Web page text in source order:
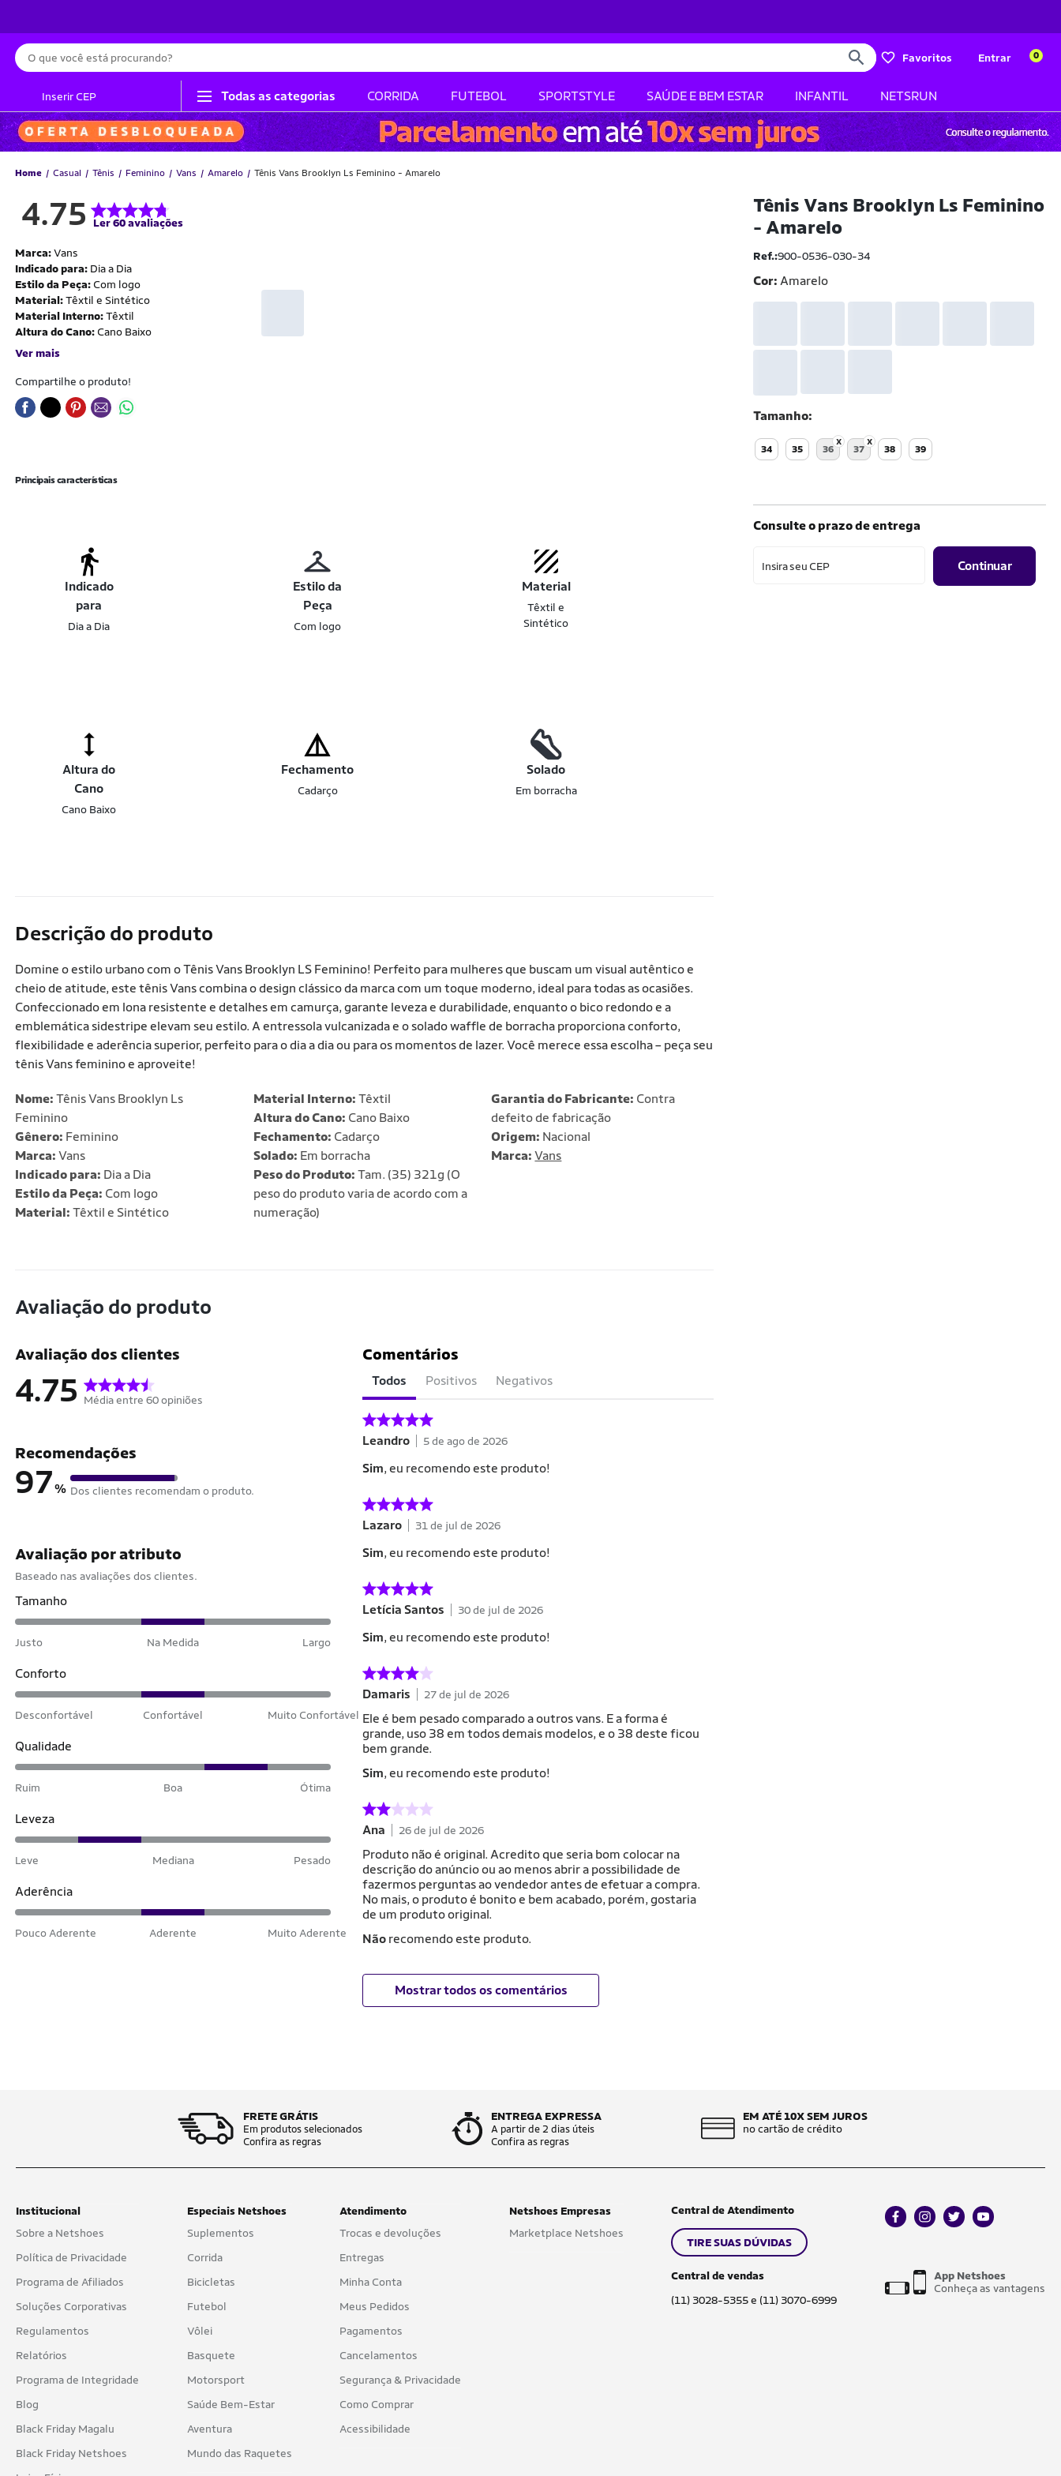
Busca
Favoritos Entrar 0
Inserir CEP Todas as categorias CORRIDA FUTEBOL SPORTSTYLE SAÚDE E BEM ESTAR INFANTIL NETSRUN
Home Casual Tênis Feminino Vans Amarelo Tênis Vans Brooklyn Ls Feminino - Amarelo
4.75 Ler 60 avaliações
Marca:Vans
Indicado para: Dia a Dia
Estilo da Peça: Com logo
Material:Têxtil e Sintético
Material Interno:Têxtil
Altura do Cano: Cano Baixo
Ver mais
Compartilhe o produto!
Tênis Vans Brooklyn Ls Feminino
- Amarelo
Ref.:900-0536-030-34
Cor:Amarelo
Tamanho
34 35 36 37 38 39
Consulte o prazo de entrega
Insira seu CEP Continuar
Principais características
Indicado
para
Dia a Dia
Estilo da
Peça
Com logo
Material
Têxtil e
Sintético
Altura do
Cano
Cano Baixo
Fechamento
Cadarço
Solado
Em borracha
Descrição do produto
Domine o estilo urbano com o Tênis Vans Brooklyn LS Feminino! Perfeito para mulheres que buscam um visual autêntico e
cheio de atitude, este tênis Vans combina o design clássico da marca com um toque moderno, ideal para todas as ocasiões.
Confeccionado em lona resistente e detalhes em camurça, garante leveza e durabilidade, enquanto o bico redondo e a
emblemática sidestripe elevam seu estilo. A entressola vulcanizada e o solado waffle de borracha proporciona conforto,
flexibilidade e aderência superior, perfeito para o dia a dia ou para os momentos de lazer. Você merece essa escolha – peça seu
tênis Vans feminino e aproveite!
Nome: Tênis Vans Brooklyn Ls
Feminino
Gênero: Feminino
Marca: Vans
Indicado para: Dia a Dia
Estilo da Peça: Com logo
Material: Têxtil e Sintético
Material Interno: Têxtil
Altura do Cano: Cano Baixo
Fechamento: Cadarço
Solado: Em borracha
Peso do Produto: Tam. (35) 321g (O
peso do produto varia de acordo com a
numeração)
Garantia do Fabricante: Contra
defeito de fabricação
Origem: Nacional
Marca:Vans
Avaliação do produto
Avaliação dos clientes
4.75 Média entre 60 opiniões
Recomendações
97% Dos clientes recomendam o produto.
Avaliação por atributo
Baseado nas avaliações dos clientes.
Tamanho
Justo Na Medida Largo
Conforto
Desconfortável Confortável Muito Confortável
Qualidade
Ruim Boa Ótima
Leveza
Leve Mediana Pesado
Aderência
Pouco Aderente Aderente Muito Aderente
Comentários
Todos Positivos Negativos
Leandro 5 de ago de 2026
Sim, eu recomendo este produto!
Lazaro 31 de jul de 2026
Sim, eu recomendo este produto!
Letícia Santos 30 de jul de 2026
Sim, eu recomendo este produto!
Damaris 27 de jul de 2026
Ele é bem pesado comparado a outros vans. E a forma é
grande, uso 38 em todos demais modelos, e o 38 deste ficou
bem grande.
Sim, eu recomendo este produto!
Ana 26 de jul de 2026
Produto não é original. Acredito que seria bom colocar na
descrição do anúncio ou ao menos abrir a possibilidade de
fazermos perguntas ao vendedor antes de efetuar a compra.
No mais, o produto é bonito e bem acabado, porém, gostaria
de um produto original.
Não recomendo este produto.
Mostrar todos os comentários
FRETE GRÁTIS
Em produtos selecionados
Confira as regras
ENTREGA EXPRESSA
A partir de 2 dias úteis
Confira as regras
EM ATÉ 10X SEM JUROS
no cartão de crédito
Institucional
Sobre a Netshoes
Política de Privacidade
Programa de Afiliados
Soluções Corporativas
Regulamentos
Relatórios
Programa de Integridade
Blog
Black Friday Magalu
Black Friday Netshoes
Especiais Netshoes
Suplementos
Corrida
Bicicletas
Futebol
Vôlei
Basquete
Motorsport
Saúde Bem-Estar
Aventura
Mundo das Raquetes
Atendimento
Trocas e devoluções
Entregas
Minha Conta
Meus Pedidos
Pagamentos
Cancelamentos
Segurança & Privacidade
Como Comprar
Acessibilidade
Netshoes Empresas
Marketplace Netshoes
Central de Atendimento
TIRE SUAS DÚVIDAS
Central de vendas
(11) 3028-5355 e (11) 3070-6999
facebookinstagram
twitteryoutube
App Netshoes
Conheça as vantagens